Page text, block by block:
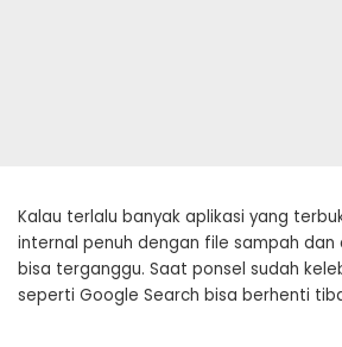
Kalau terlalu banyak aplikasi yang
internal penuh dengan file sampah dan
bisa terganggu. Saat ponsel sudah
seperti Google Search bisa berhenti